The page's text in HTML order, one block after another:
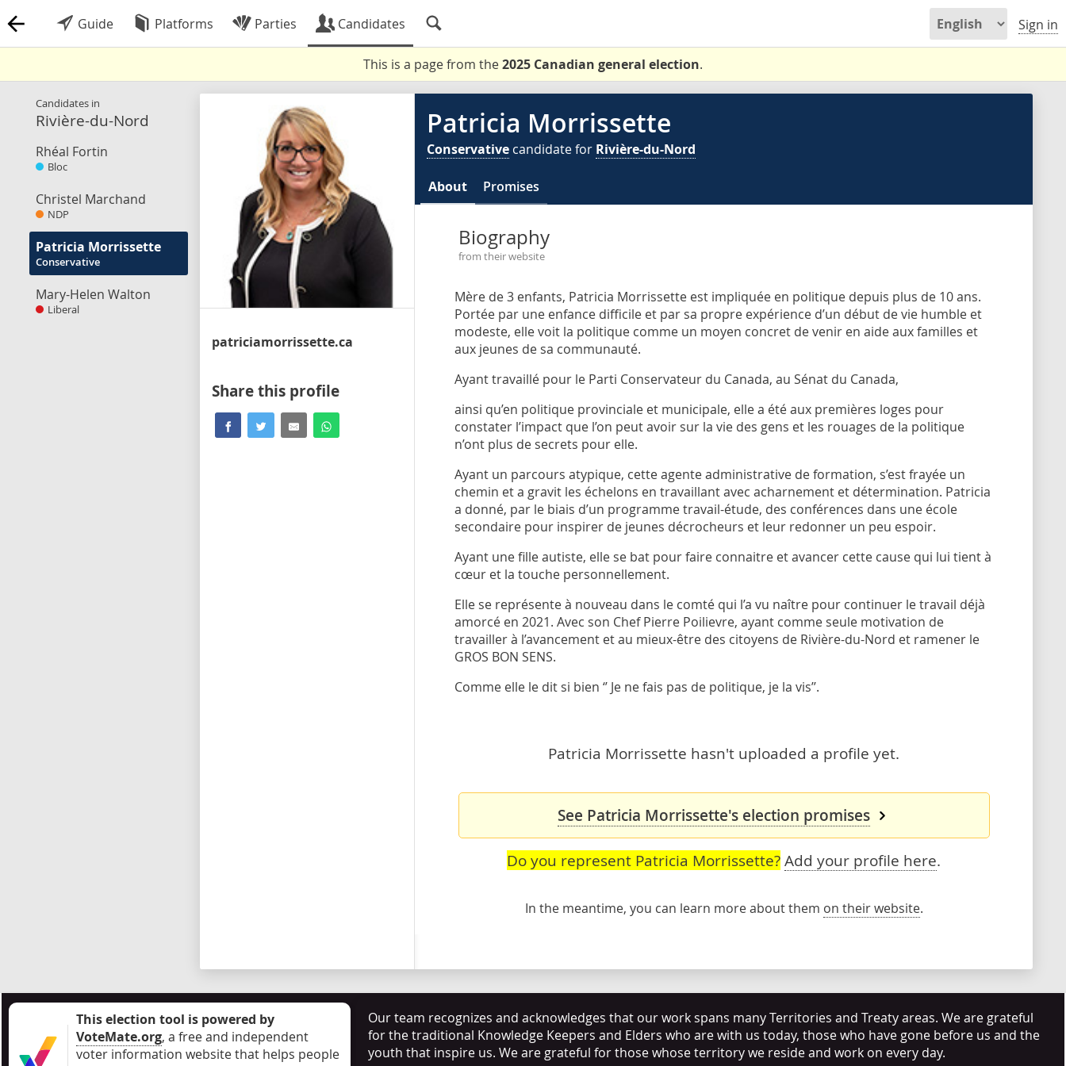
Guide Platforms Parties Candidates Sign in
This is a page from the2025 Canadian general election.
Candidates in
Rivière-du-Nord
Rhéal Fortin
Bloc
Christel Marchand
NDP
Patricia Morrissette
Conservative
Mary-Helen Walton
Liberal
patriciamorrissette.ca
Share this profile
Patricia Morrissette
Conservative candidate for Rivière-du-Nord
About Promises
Biography
from their website
Mère de 3 enfants, Patricia Morrissette est impliquée en politique depuis plus de 10 ans.
Portée par une enfance difficile et par sa propre expérience d’un début de vie humble et
modeste, elle voit la politique comme un moyen concret de venir en aide aux familles et
aux jeunes de sa communauté.
Ayant travaillé pour le Parti Conservateur du Canada, au Sénat du Canada,
ainsi qu’en politique provinciale et municipale, elle a été aux premières loges pour
constater l’impact que l’on peut avoir sur la vie des gens et les rouages de la politique
n’ont plus de secrets pour elle.
Ayant un parcours atypique, cette agente administrative de formation, s’est frayée un
chemin et a gravit les échelons en travaillant avec acharnement et détermination. Patricia
a donné, par le biais d’un programme travail-étude, des conférences dans une école
secondaire pour inspirer de jeunes décrocheurs et leur redonner un peu espoir.
Ayant une fille autiste, elle se bat pour faire connaitre et avancer cette cause qui lui tient à
cœur et la touche personnellement.
Elle se représente à nouveau dans le comté qui l’a vu naître pour continuer le travail déjà
amorcé en 2021. Avec son Chef Pierre Poilievre, ayant comme seule motivation de
travailler à l’avancement et au mieux-être des citoyens de Rivière-du-Nord et ramener le
GROS BON SENS.
Comme elle le dit si bien ‘’ Je ne fais pas de politique, je la vis’’.
Patricia Morrissette hasn't uploaded a profile yet.
See Patricia Morrissette's election promises
Do you represent Patricia Morrissette? Add your profile here.
In the meantime, you can learn more about them on their website.
This election tool is powered by
VoteMate.org, a free and independent
voter information website that helps people
Our team recognizes and acknowledges that our work spans many Territories and Treaty areas. We are grateful
for the traditional Knowledge Keepers and Elders who are with us today, those who have gone before us and the
youth that inspire us. We are grateful for those whose territory we reside and work on every day.